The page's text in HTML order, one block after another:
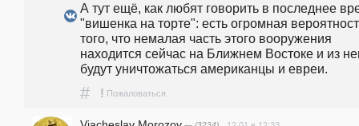
А тут ещё, как любят говорить в последнее
"вишенка на торте": есть огромная
того, что немалая часть этого вооружения
находится сейчас на Ближнем Востоке и из
будут уничтожаться американцы и евреи.
# ! Пожаловаться